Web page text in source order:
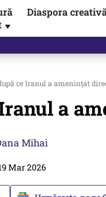
Diaspora
▼
după ce Green Deal-
ce Iranul a amenințat
a
Mihai
Mar 2026